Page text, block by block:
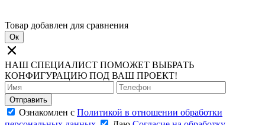
Товар добавлен для сравнения
Ок
НАШ СПЕЦИАЛИСТ ПОМОЖЕТ ВЫБРАТЬ
КОНФИГУРАЦИЮ ПОД ВАШ ПРОЕКТ!
Отправить
Ознакомлен с Политикой в отношении обработки